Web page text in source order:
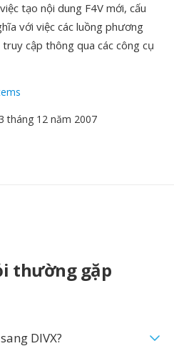
tạo nội dung F4V mới, cấu
với việc các luồng phương
cập thông qua các công cụ
tháng 12 năm 2007
thường gặp
DIVX?